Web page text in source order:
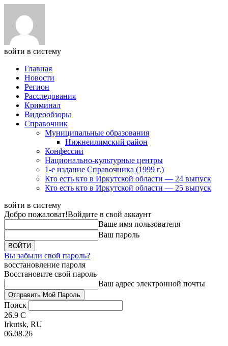
войти в систему
Главная
Новости
Регион
Расследования
Криминал
Видеообзоры
Справочник
Муниципальные образования
Нижнеилимский район
Конфессии
Национально-культурные центры
1-е издание Справочника (1999 г.)
Кто есть кто в Иркутской области — 24 выпуск
Кто есть кто в Иркутской области — 25 выпуск
войти в систему
Добро пожаловат!Войдите в свой аккаунт
Ваше имя пользователя
Ваш пароль
Вы забыли свой пароль?
восстановление пароля
Восстановите свой пароль
Ваш адрес электронной почты
Поиск
26.9 C
Irkutsk, RU
06.08.26